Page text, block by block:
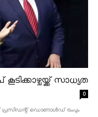
കൂടിക്കാഴ്ചയ്ക്ക് സാധ്യത
0
പ്രസിഡന്റ് ഡൊണാൾഡ് ട്രംപും